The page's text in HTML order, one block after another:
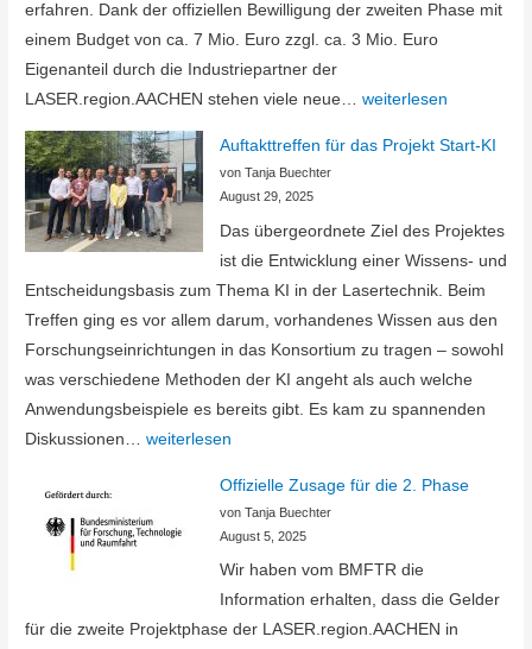
erfahren. Dank der offiziellen Bewilligung der zweiten Phase mit
einem Budget von ca. 7 Mio. Euro zzgl. ca. 3 Mio. Euro
Eigenanteil durch die Industriepartner der
LASER.region.AACHEN stehen viele neue…Bündnistreffen
28.10.2025
weiterlesen
Auftakttreffen für das Projekt Start-KI
von Tanja Buechter
August 29, 2025
Das übergeordnete Ziel des Projektes
ist die Entwicklung einer Wissens- und
Entscheidungsbasis zum Thema KI in der Lasertechnik. Beim
Treffen ging es vor allem darum, vorhandenes Wissen aus den
Forschungseinrichtungen in das Konsortium zu tragen – sowohl
was verschiedene Methoden der KI angeht als auch welche
Anwendungsbeispiele es bereits gibt. Es kam zu spannenden
Diskussionen…Auftakttreffen
Projekt
weiterlesen
Offizielle Zusage für die 2. Phase
von Tanja Buechter
August 5, 2025
Wir haben vom BMFTR die
Information erhalten, dass die Gelder
für die zweite Projektphase der LASER.region.AACHEN in